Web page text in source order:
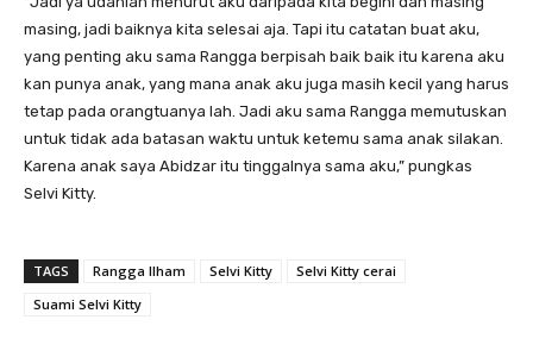
masing, jadi baiknya kita selesai aja. Tapi itu catatan buat aku,
yang penting aku sama Rangga berpisah baik baik itu karena aku
kan punya anak, yang mana anak aku juga masih kecil yang harus
tetap pada orangtuanya lah. Jadi aku sama Rangga memutuskan
untuk tidak ada batasan waktu untuk ketemu sama anak silakan.
Karena anak saya Abidzar itu tinggalnya sama aku,” pungkas
Selvi Kitty.
TAGS Rangga Ilham Selvi Kitty
Selvi Kitty cerai
Suami Selvi Kitty